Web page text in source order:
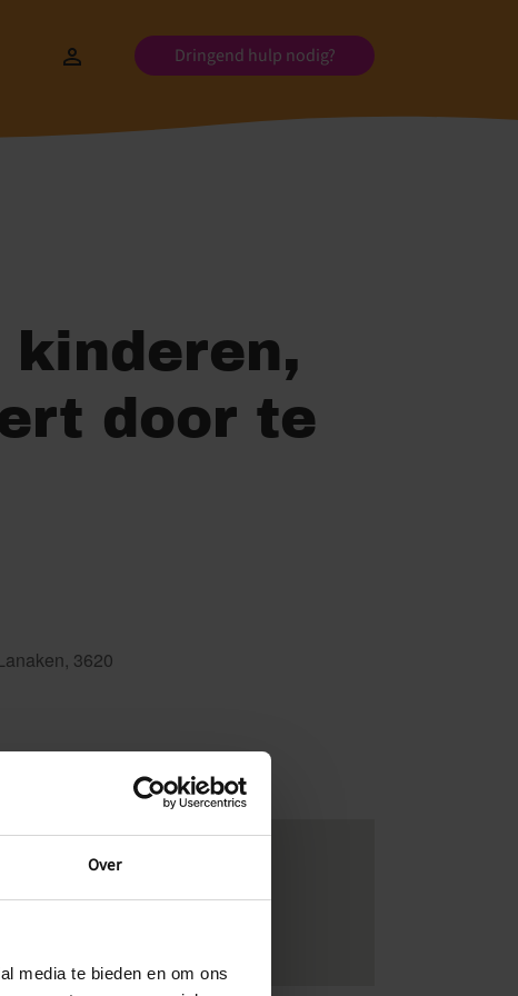
Over
media te bieden en om ons
Dringend hulp nodig?
door te
Outlook Live
3620